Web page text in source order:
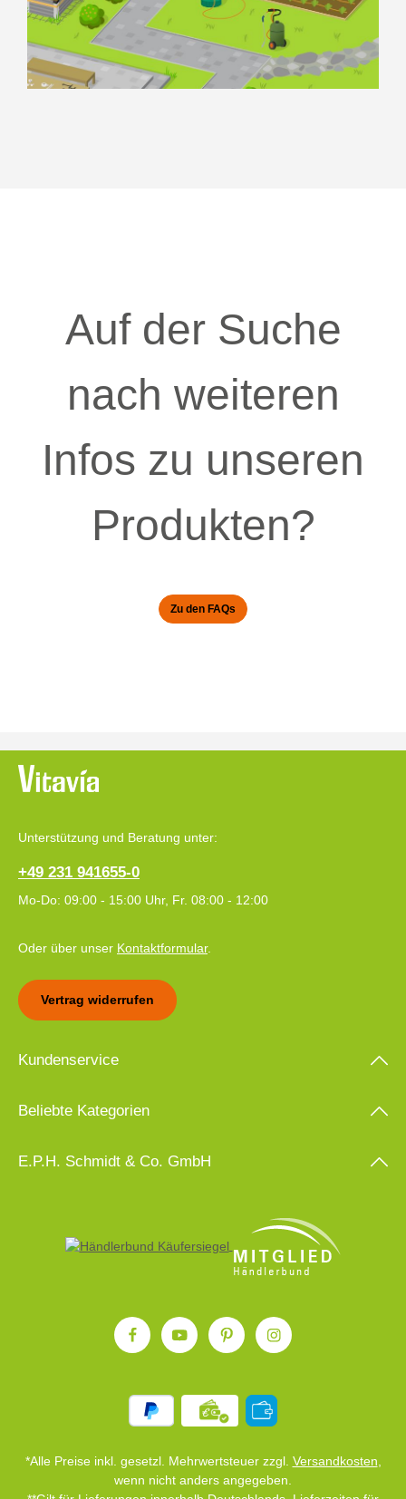
Auf der Suche
nach weiteren
Infos zu unseren
Produkten?
Zu den FAQs
Unterstützung und Beratung unter:
+49 231 941655-0
Mo-Do: 09:00 - 15:00 Uhr, Fr. 08:00 - 12:00
Oder über unser Kontaktformular.
Vertrag widerrufen
Kundenservice
Beliebte Kategorien
E.P.H. Schmidt & Co. GmbH
*Alle Preise inkl. gesetzl. Mehrwertsteuer zzgl. Versandkosten
wenn nicht anders angegeben.